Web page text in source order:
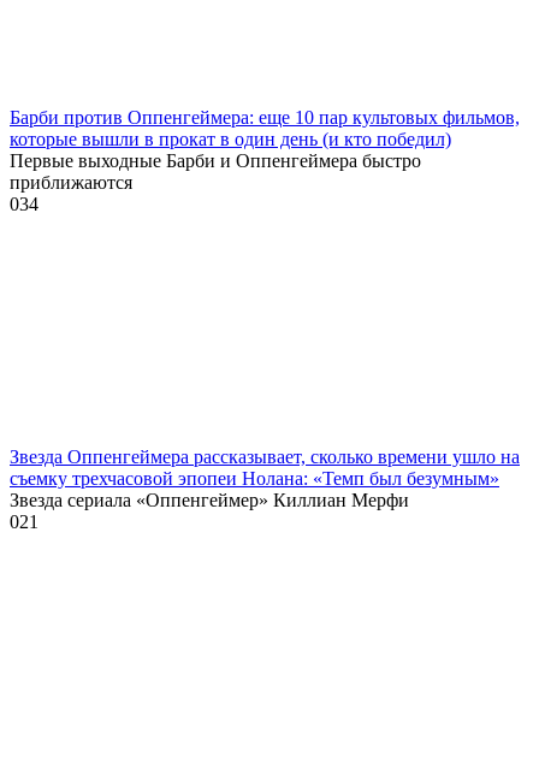
Барби против Оппенгеймера: еще 10 пар культовых фильмов,
которые вышли в прокат в один день (и кто победил)
Первые выходные Барби и Оппенгеймера быстро
приближаются
034
Звезда Оппенгеймера рассказывает, сколько времени ушло на
съемку трехчасовой эпопеи Нолана: «Темп был безумным»
Звезда сериала «Оппенгеймер» Киллиан Мерфи
021